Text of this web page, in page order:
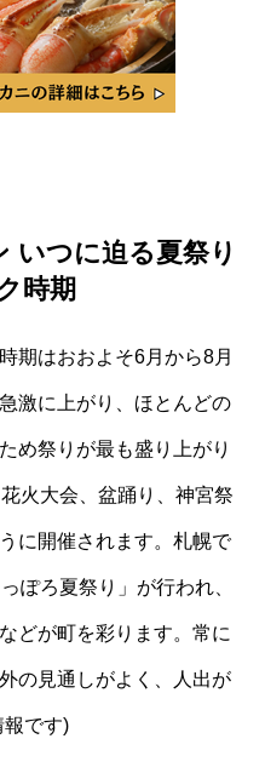
いつに迫る夏祭り
時期
期はおおよそ6月から8月
激に上がり、ほとんどの
め祭りが最も盛り上がり
火大会、盆踊り、神宮祭
に開催されます。札幌で
ぽろ夏祭り」が行われ、
どが町を彩ります。常に
の見通しがよく、人出が
報です)